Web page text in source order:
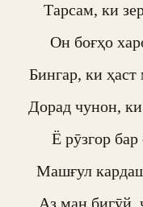
Тарсам, ки
Он боғҳо
Бингар, ки
Дорад чунон,
Ё рӯзгор
Машғул
Аз ман бигӯй,